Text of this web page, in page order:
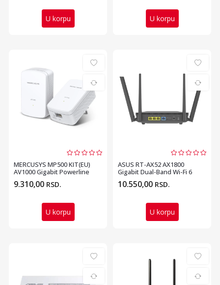
U korpu U korpu
MERCUSYS MP500 KIT(EU)
AV1000 Gigabit Powerline
Starter Kit
9.310,00 RSD.
U korpu
ASUS RT-AX52 AX1800
Gigabit Dual-Band Wi-Fi 6
ruter
10.550,00 RSD.
U korpu